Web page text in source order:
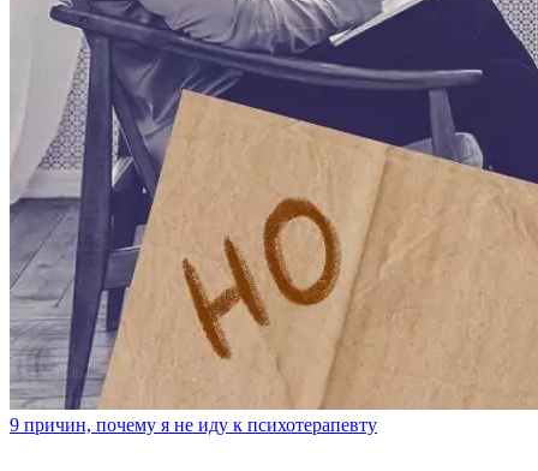
9 причин, почему я не иду к психотерапевту